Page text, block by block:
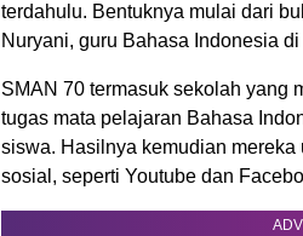
terdahulu. Bentuknya mulai dari
Nuryani, guru Bahasa Indonesia
SMAN 70 termasuk sekolah yang
tugas mata pelajaran Bahasa
siswa. Hasilnya kemudian
sosial, seperti Youtube dan